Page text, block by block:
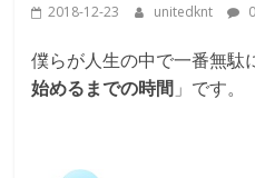
2018-12-23 unitedknt
僕らが人生の中で一番無駄
始めるまでの時間 」です。